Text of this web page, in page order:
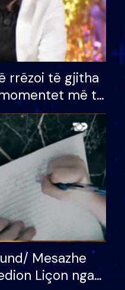
rrëzoi të gjitha
më të
BB VIP: Do më
kur…
Mesazhe
Liçon nga